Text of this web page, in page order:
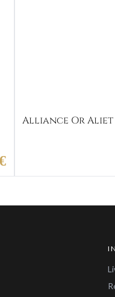
Alliance Or Aliet